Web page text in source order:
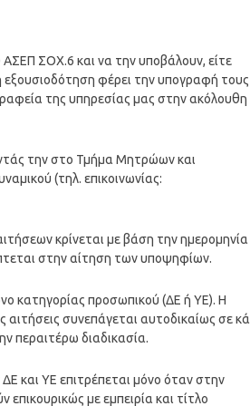
ΣΟΧ.6 και να την υποβάλουν, είτε
φέρει την υπογραφή τους
της υπηρεσίας μας στην ακόλουθη
την στο Τμήμα Μητρώων και
(τηλ. επικοινωνίας:
κρίνεται με βάση την ημερομηνία
στην αίτηση των υποψηφίων.
κατηγορίας προσωπικού (ΔΕ ή ΥΕ). Η
συνεπάγεται αυτοδικαίως σε
περαιτέρω διαδικασία.
και ΥΕ επιτρέπεται μόνο όταν στην
με εμπειρία και τίτλο